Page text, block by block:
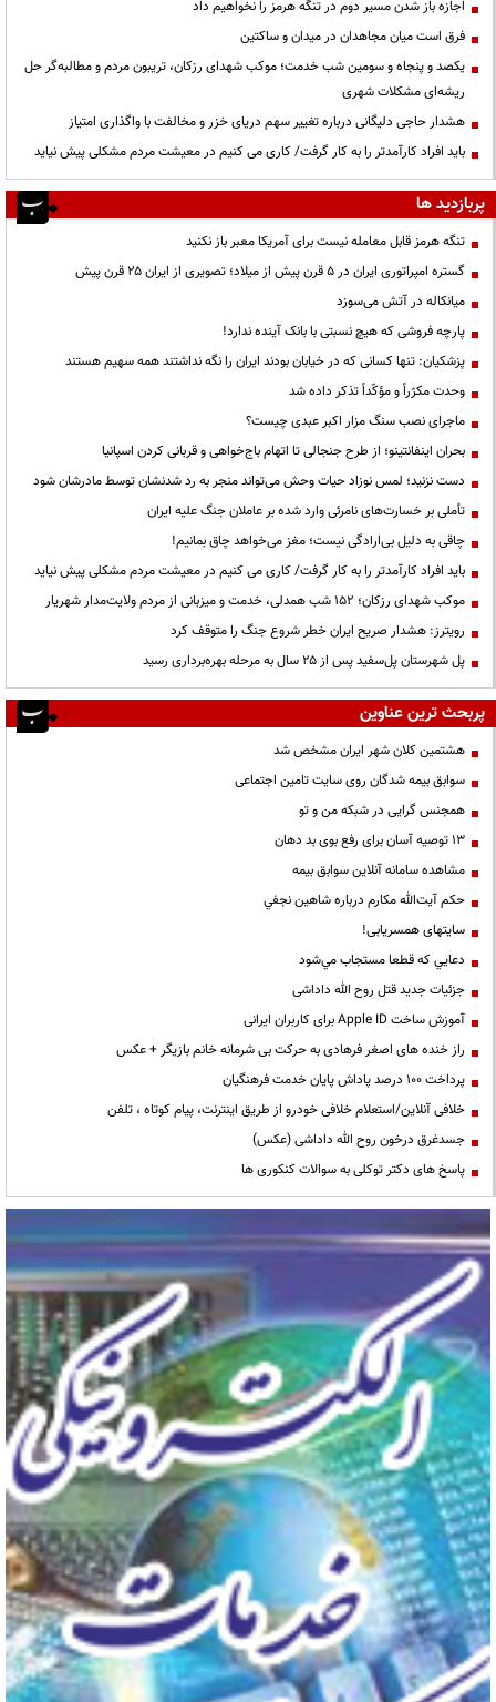
اجازه باز شدن مسیر دوم در تنگه هرمز را نخواهیم داد
فرق است میان مجاهدان در میدان و ساکتین
یکصد و پنجاه و سومین شب خدمت؛ موکب شهدای رزکان، تریبون مردم و مطالبه‌گر حل
ریشه‌ای مشکلات شهری
هشدار حاجی دلیگانی درباره تغییر سهم دریای خزر و مخالفت با واگذاری امتیاز
باید افراد کارآمدتر را به کار گرفت/ کاری می کنیم در معیشت مردم مشکلی پیش نیاید
پربازدید ها
تنگه هرمز قابل معامله نیست برای آمریکا معبر باز نکنید
گستره امپراتوری ایران در ۵ قرن پیش از میلاد؛ تصویری از ایران ۲۵ قرن پیش
میانکاله در آتش می‌سوزد
پارچه فروشی که هیچ نسبتی با بانک آینده ندارد!
پزشکیان: تنها کسانی که در خیابان بودند ایران را نگه نداشتند همه سهیم هستند
وحدت مکرّراً و مؤکّداً تذکر داده شد
ماجرای نصب سنگ مزار اکبر عبدی چیست؟
بحران اینفانتینو؛ از طرح جنجالی تا اتهام باج‌خواهی و قربانی کردن اسپانیا
دست نزنید؛ لمس نوزاد حیات وحش می‌تواند منجر به رد شدنشان توسط مادرشان شود
تأملی بر خسارت‌های نامرئی وارد شده بر عاملان جنگ علیه ایران
چاقی به دلیل بی‌ارادگی نیست؛ مغز می‌خواهد چاق بمانیم!
باید افراد کارآمدتر را به کار گرفت/ کاری می کنیم در معیشت مردم مشکلی پیش نیاید
موکب شهدای رزکان؛ ۱۵۲ شب همدلی، خدمت و میزبانی از مردم ولایت‌مدار شهریار
رویترز: هشدار صریح ایران خطر شروع جنگ را متوقف کرد
پل شهرستان پل‌سفید پس از ۲۵ سال به مرحله بهره‌برداری رسید
پربحث ترین عناوین
هشتمین کلان شهر ایران مشخص شد
سوابق بیمه شدگان روی سایت تامین اجتماعی
همجنس گرایی در شبکه من و تو
13 توصیه آسان برای رفع بوی بد دهان
مشاهده سامانه آنلاين سوابق بیمه
حكم آيت‌الله مكارم درباره شاهين نجفي
سایتهای همسریابی!
دعايي كه قطعا مستجاب مي‌شود
جزئیات جدید قتل روح الله داداشی
آموزش ساخت Apple ID برای کاربران ایرانی
راز خنده های اصغر فرهادی به حرکت بی شرمانه خانم بازیگر + عکس
پرداخت ۱۰۰ درصد پاداش پایان خدمت فرهنگیان
خلافی آنلاین/استعلام خلافی خودرو از طریق اینترنت، پیام کوتاه ، تلفن
جسدغرق درخون روح الله داداشی (عکس)
پاسخ های دکتر توکلی به سوالات کنکوری ها